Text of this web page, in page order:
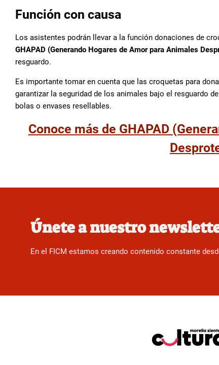
Función con causa
Los asistentes podrán llevar a la función donaciones de
GHAPAD (Generando Hogares de Amor para Animales
resguardo.
Es importante tomar en cuenta que las croquetas para
garantizar la seguridad de los animales bajo el resguardo
bolas o envases resellables.
Conoce más de GHAPAD
Únete a nuestro
En el FICM estamos creando contenido constante